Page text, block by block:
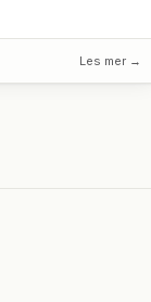
Les mer →